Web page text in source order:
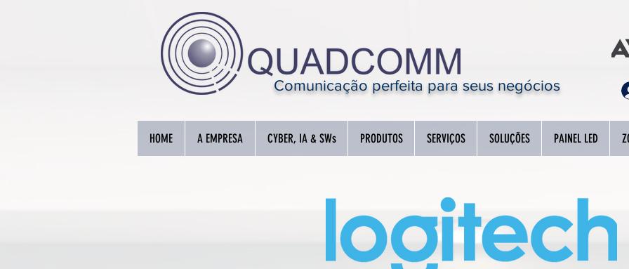
Comunicação perfeita para seus negócios
HOME A EMPRESA CYBER, IA & SWs PRODUTOS SERVIÇOS SOLUÇÕES PAINEL LED